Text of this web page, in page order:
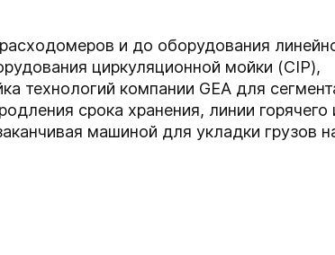
и до оборудования
циркуляционной мойки (CIP),
технологий компании GEA для
срока хранения, линии горячего
машиной для укладки грузов